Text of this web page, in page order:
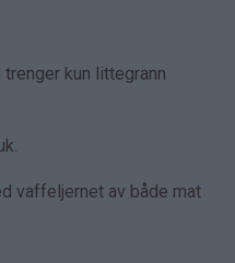
kun littegrann
vaffeljernet av både mat